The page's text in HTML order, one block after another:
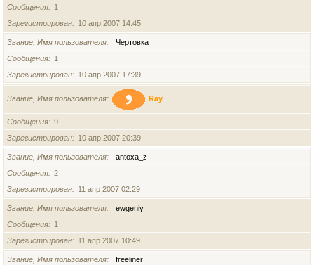
Сообщения
1
Зарегистрирован
10 апр 2007 14:45
Звание, Имя пользователя
Чертовка
Сообщения
1
Зарегистрирован
10 апр 2007 17:39
Звание, Имя пользователя Ray
Сообщения
9
Зарегистрирован
10 апр 2007 20:39
Звание, Имя пользователя
antoxa_z
Сообщения
2
Зарегистрирован
11 апр 2007 02:29
Звание, Имя пользователя
ewgeniy
Сообщения
1
Зарегистрирован
11 апр 2007 10:49
Звание, Имя пользователя
freeliner